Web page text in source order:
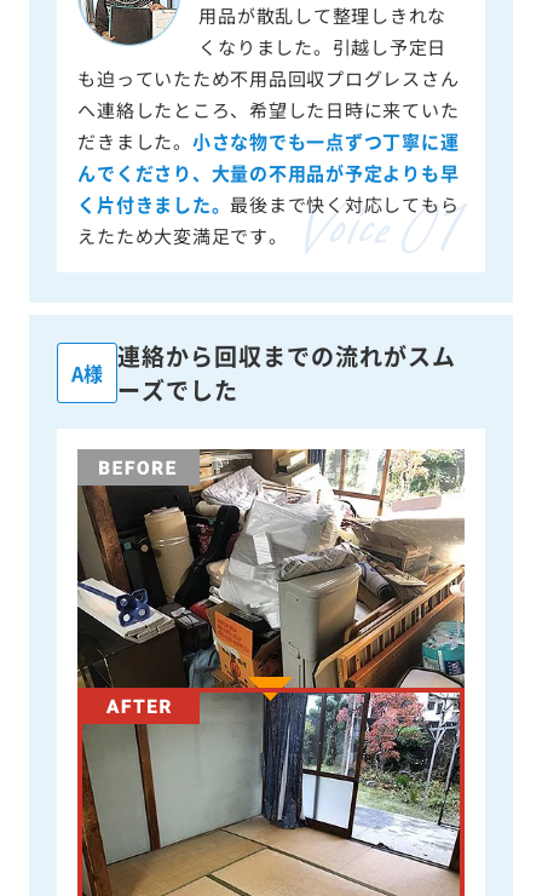
用品が散乱して整理しきれな
くなりました。引越し予定日
も迫っていたため不用品回収プログレスさん
へ連絡したところ、希望した日時に来ていた
だきました。 小さな物でも一点ずつ丁寧に運
んでくださり、大量の不用品が予定よりも早
く片付きました。 最後まで快く対応してもら
えたため大変満足です。
A様
連絡から回収までの流れがスム
ーズでした